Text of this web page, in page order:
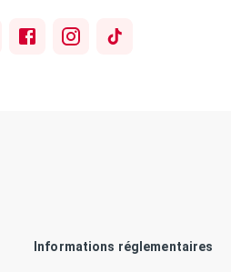
Informations réglementaires